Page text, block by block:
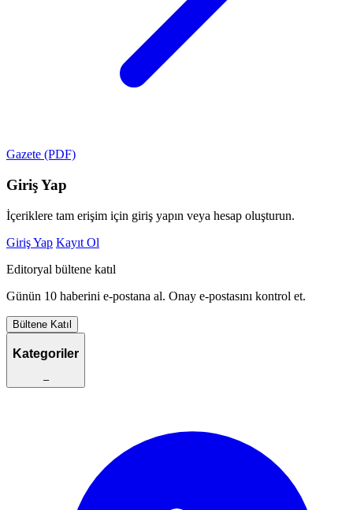
Gazete (PDF)
Giriş Yap
İçeriklere tam erişim için giriş yapın veya hesap oluşturun.
Giriş Yap Kayıt Ol
Editoryal bültene katıl
Günün 10 haberini e-postana al. Onay e-postasını kontrol et.
Bültene Katıl
Kategoriler
–